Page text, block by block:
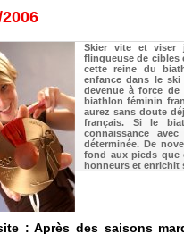
2006
Skier vite et viser
flingueuse de cibles
cette reine du
enfance dans le
devenue à force de
biathlon féminin
aurez sans doute
français. Si le
connaissance
déterminée. De
fond aux pieds que
honneurs et enrichit
: Après des saisons